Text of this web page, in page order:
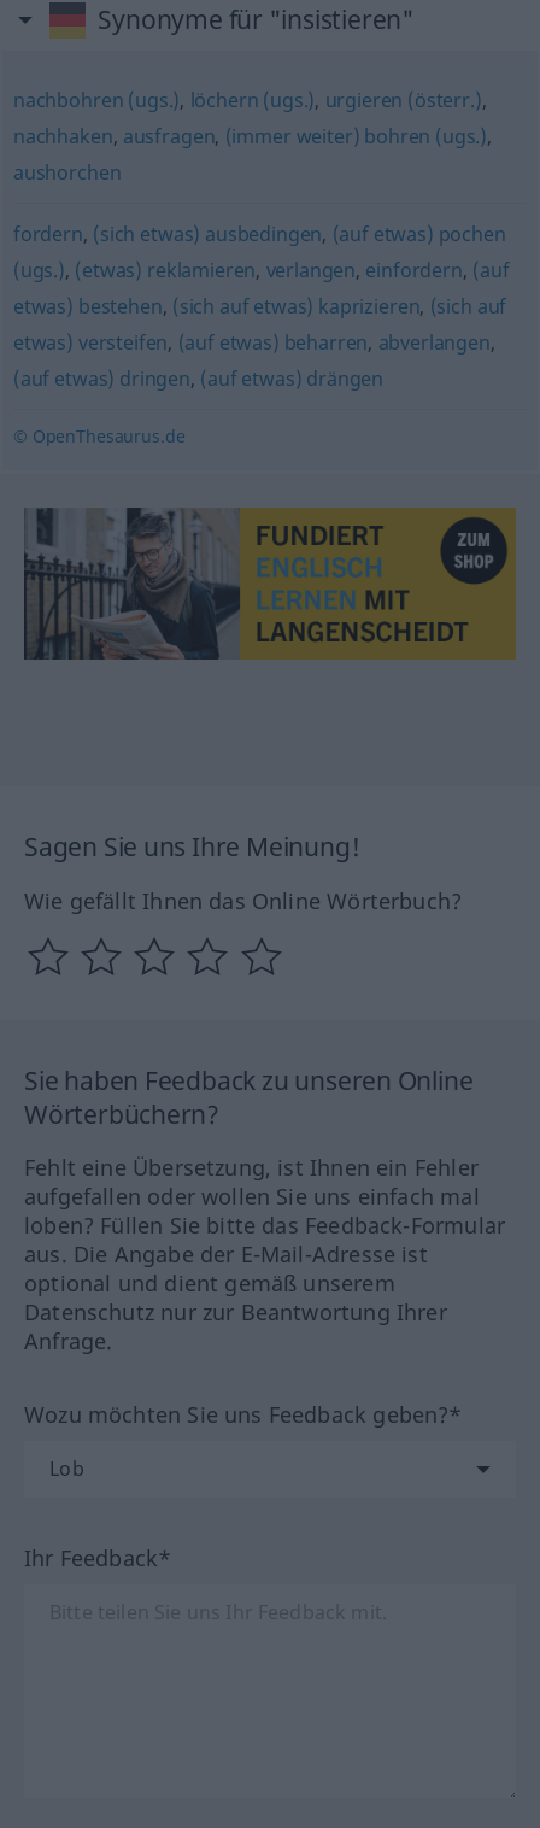
Synonyme für "insistieren"
nachbohren (ugs.), löchern (ugs.), urgieren (österr.),
nachhaken, ausfragen, (immer weiter) bohren (ugs.),
aushorchen
fordern, (sich etwas) ausbedingen, (auf etwas) pochen
(ugs.), (etwas) reklamieren, verlangen, einfordern, (auf
etwas) bestehen, (sich auf etwas) kaprizieren, (sich auf
etwas) versteifen, (auf etwas) beharren, abverlangen,
(auf etwas) dringen, (auf etwas) drängen
© OpenThesaurus.de
Sagen Sie uns Ihre Meinung!
Wie gefällt Ihnen das Online Wörterbuch?
Sie haben Feedback zu unseren Online
Wörterbüchern?
Fehlt eine Übersetzung, ist Ihnen ein Fehler
aufgefallen oder wollen Sie uns einfach mal
loben? Füllen Sie bitte das Feedback-Formular
aus. Die Angabe der E-Mail-Adresse ist
optional und dient gemäß unserem
Datenschutz nur zur Beantwortung Ihrer
Anfrage.
Wozu möchten Sie uns Feedback geben?*
Ihr Feedback*